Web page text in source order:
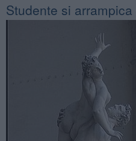
Studente si